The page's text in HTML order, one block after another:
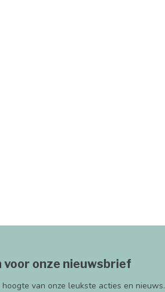
voor onze nieuwsbrief
van onze leukste acties en nieuws.